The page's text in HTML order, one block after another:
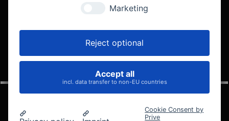
VELOCITY AUTOMOTIVE
Marketing
Reject optional
Accept all
incl. data transfer to non-EU countries
Cookie Consent by
Prive